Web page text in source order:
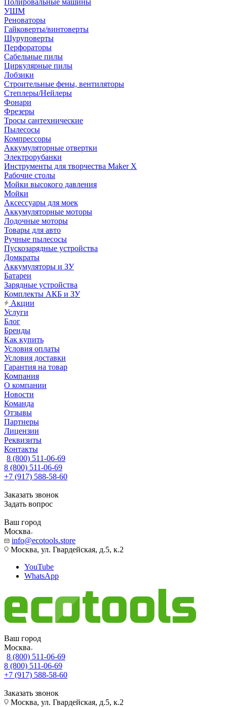
Полировальные машины
УШМ
Реноваторы
Гайковерты/винтоверты
Шуруповерты
Перфораторы
Сабельные пилы
Циркулярные пилы
Лобзики
Строительные фены, вентиляторы
Степлеры/Нейлеры
Фонари
Фрезеры
Тросы сантехнические
Пылесосы
Компрессоры
Аккумуляторные отвертки
Электрорубанки
Инструменты для творчества Maker X
Рабочие столы
Мойки высокого давления
Мойки
Аксессуары для моек
Аккумуляторные моторы
Лодочные моторы
Товары для авто
Ручные пылесосы
Пускозарядные устройства
Домкраты
Аккумуляторы и ЗУ
Батареи
Зарядные устройства
Комплекты АКБ и ЗУ
Акции
Услуги
Блог
Бренды
Как купить
Условия оплаты
Условия доставки
Гарантия на товар
Компания
О компании
Новости
Команда
Отзывы
Партнеры
Лицензии
Реквизиты
Контакты
8 (800) 511-06-69
8 (800) 511-06-69
+7 (917) 588-58-60
Заказать звонок
Задать вопрос
Ваш город
Москва
info@ecotools.store
Москва, ул. Гвардейская, д.5, к.2
YouTube
WhatsApp
Ваш город
Москва
8 (800) 511-06-69
8 (800) 511-06-69
+7 (917) 588-58-60
Заказать звонок
Москва, ул. Гвардейская, д.5, к.2